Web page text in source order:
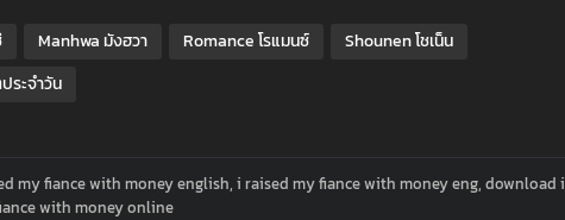
Manhwa มังฮวา Romance โรแมนซ์
Shounen โชเน็น
ระจำวัน
my fiance with money english, i raised my fiance with money eng, download i
with money online